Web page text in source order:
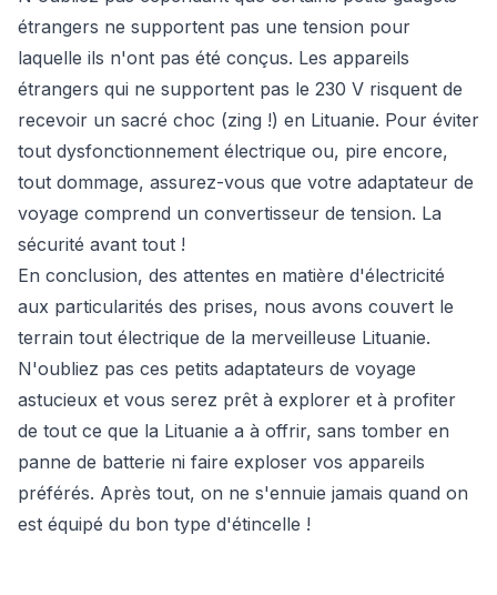
étrangers ne supportent pas une tension pour
laquelle ils n'ont pas été conçus. Les appareils
étrangers qui ne supportent pas le 230 V risquent de
recevoir un sacré choc (zing !) en Lituanie. Pour éviter
tout dysfonctionnement électrique ou, pire encore,
tout dommage, assurez-vous que votre adaptateur de
voyage comprend un convertisseur de tension. La
sécurité avant tout !
En conclusion, des attentes en matière d'électricité
aux particularités des prises, nous avons couvert le
terrain tout électrique de la merveilleuse Lituanie.
N'oubliez pas ces petits adaptateurs de voyage
astucieux et vous serez prêt à explorer et à profiter
de tout ce que la Lituanie a à offrir, sans tomber en
panne de batterie ni faire exploser vos appareils
préférés. Après tout, on ne s'ennuie jamais quand on
est équipé du bon type d'étincelle !